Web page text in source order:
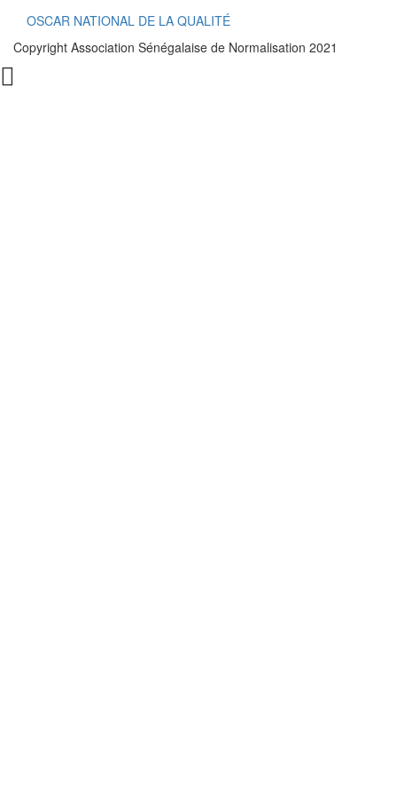
OSCAR NATIONAL DE LA QUALITÉ
Copyright Association Sénégalaise de Normalisation 2021